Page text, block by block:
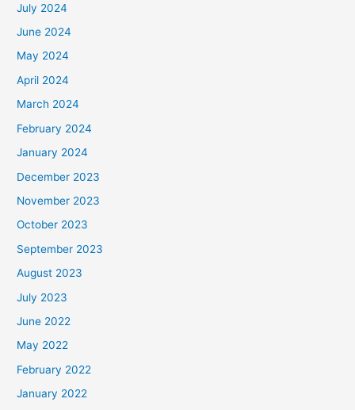
July 2024
June 2024
May 2024
April 2024
March 2024
February 2024
January 2024
December 2023
November 2023
October 2023
September 2023
August 2023
July 2023
June 2022
May 2022
February 2022
January 2022